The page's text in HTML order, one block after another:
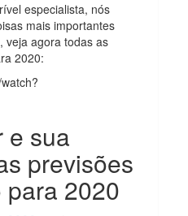
especialista, nós
mais importantes
veja agora todas as
2020:
e sua
previsões
2020